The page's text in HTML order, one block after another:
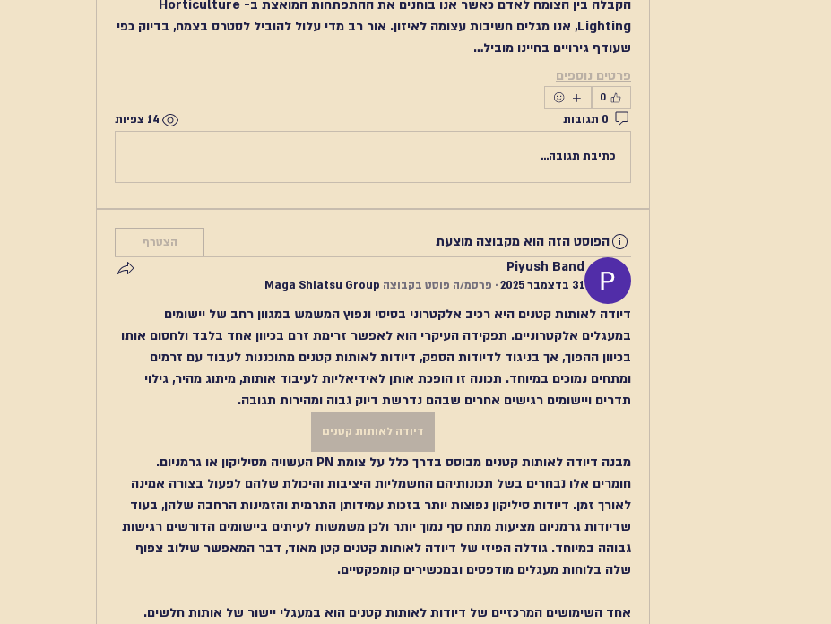
הקבלה בין הצומח לאדם כאשר אנו בוחנים את ההתפתחות המואצת ב- Horticulture
Lighting
שעודף גירויים בחיינו מוביל…
פרטים נוספים
0
0 תגובות 14 צפיות
כתיבת תגובה...
הפוסט הזה הוא מקבוצה מוצעת הצטרף
Piyush Band
31 בדצמבר 2025 · פרסמ/ה פוסט בקבוצה Maga Shiatsu Group
תדרים ויישומים רגישים אחרים שבהם נדרשת דיוק גבוה ומהירות תגובה.
דיודה לאותות קטנים
שלה בלוחות מעגלים מודפסים ובמכשירים קומפקטיים.